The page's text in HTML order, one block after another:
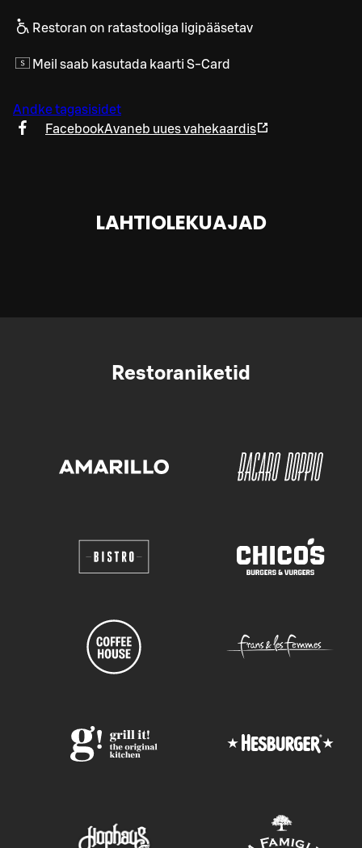
Restoran on ratastooliga ligipääsetav
Meil saab kasutada kaarti S-Card
Andke tagasisidet
FacebookAvaneb uues vahekaardis
LAHTIOLEKUAJAD
Restoraniketid